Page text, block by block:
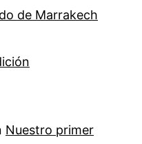
de Marrakech
Nuestro primer